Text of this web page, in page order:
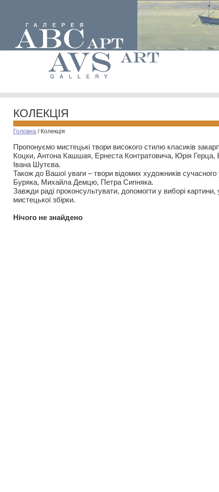
КОЛЕКЦІЯ
Головна / Колекція
Пропонуємо мистецькі твори високого стилю класиків
Коцки, Антона Кашшая, Ернеста Контратовича, Юрія
Івана Шутєва.
Також до Вашої уваги – твори відомих художників
Буряка, Михайла Демцю, Петра Сипняка.
Завжди раді проконсультувати, допомогти у виборі картини,
мистецької збірки.
Нiчого не знайдено